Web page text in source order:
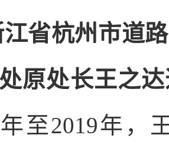
省杭州市道路
原处长王之
年至2019年，